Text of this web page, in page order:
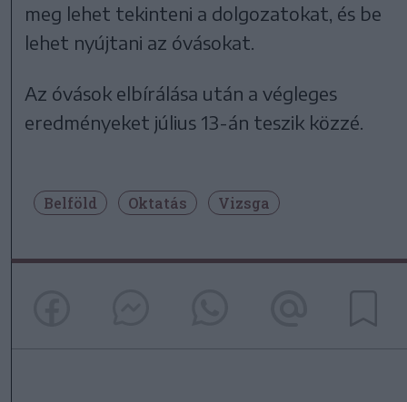
meg lehet tekinteni a dolgozatokat, és be
lehet nyújtani az óvásokat.
Az óvások elbírálása után a végleges
eredményeket július 13-án teszik közzé.
Belföld Oktatás Vizsga